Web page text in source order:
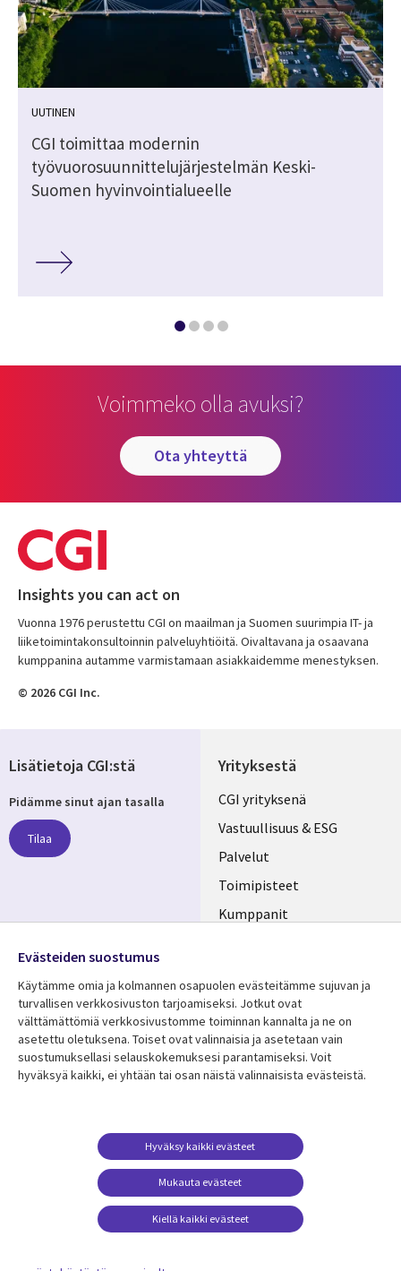
UUTINEN
CGI toimittaa modernin
työvuorosuunnittelujärjestelmän Keski-
Suomen hyvinvointialueelle
Voimmeko olla avuksi?
ota yhteyttä
Insights you can act on
Vuonna 1976 perustettu CGI on maailman ja Suomen suurimpia IT- ja
liiketoimintakonsultoinnin palveluyhtiöitä. Oivaltavana ja osaavana
kumppanina autamme varmistamaan asiakkaidemme menestyksen.
© 2026 CGI Inc.
Yrityksestä
Useful
links
FINLAND
CGI yrityksenä
Vastuullisuus & ESG
Palvelut
Toimipisteet
Kumppanit
Resurssikeskus
Library
FINLAND
Asiakastarinat
Lisätietoa
Legal
Tietosuoja
Käyttöehdot
Yhteystiedot
Evästeasetuksesi
Lisätietoja CGI:stä
Pidämme sinut ajan tasalla
Tilaa
Media
FINLAND
Evästeiden suostumus
Käytämme omia ja kolmannen osapuolen evästeitämme sujuvan ja
turvallisen verkkosivuston tarjoamiseksi. Jotkut ovat
välttämättömiä verkkosivustomme toiminnan kannalta ja ne on
asetettu oletuksena. Toiset ovat valinnaisia ​​ja asetetaan vain
suostumuksellasi selauskokemuksesi parantamiseksi. Voit
hyväksyä kaikki, ei yhtään tai osan näistä valinnaisista evästeistä.
Mukauta evästeet
Hyväksy kaikki evästeet
Kiellä kaikki evästeet